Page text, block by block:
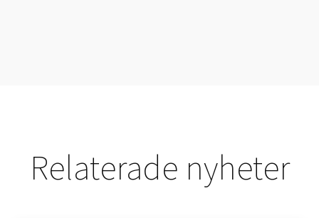
Relaterade nyheter